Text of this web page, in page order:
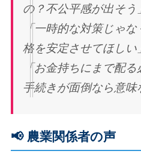
の？不公平感が出そう
「一時的な対策じゃ
格を安定させてほしい
「お金持ちにまで配る
手続きが面倒なら意味
📢 農業関係者の声